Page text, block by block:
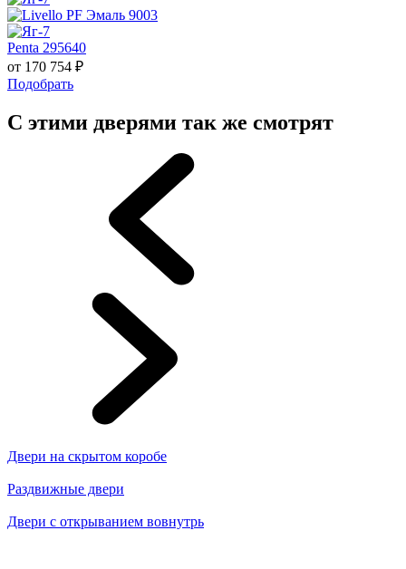
Penta 295640
от 170 754 ₽
Подобрать
С этими дверями так же смотрят
Двери на скрытом коробе
Раздвижные двери
Двери с открыванием вовнутрь